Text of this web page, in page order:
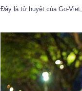
Đây là tử huyệt của Go-